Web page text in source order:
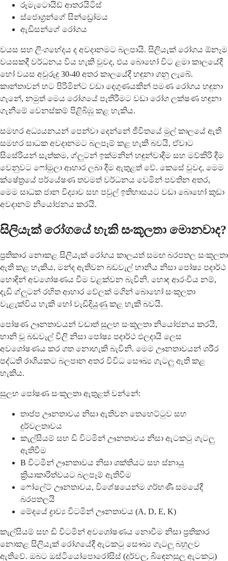
රූමැටොයිඩ් ආතරයිටිස්
ස්ජොග්‍රන්ගේ සින්ඩ්‍රෝමය
ඇඩිසන්ගේ රෝගය
වයස සහ ලිංගභේදය ද අවදානමට බලපායි. සිලියැක් රෝගය ඕනෑම
වයසකදී වර්ධනය විය හැකි වුවද, එය බොහෝ විට ළමා කාලයේදී
හෝ වයස අවුරුදු 30-40 අතර කාලයේදී හඳුනා ගනු ලැබේ.
කාන්තාවන් හට පිරිමින්ට වඩා දෙගුණයකින් පමණ රෝගය හඳුනා
ගැනේ, නමුත් මෙය රෝගයේ පැතිරීමට වඩා රෝග ලක්ෂණ හඳුනා
ගැනීමේ වෙනස්කම් පිළිබිඹු කළ හැකිය.
සමහර අධ්‍යයනයන් පෙන්වා දෙන්නේ ජීවිතයේ මුල් කාලයේ ඇති
සමහර සාධක අවදානමට බලපෑම් කළ හැකි බවයි, ඒවාට
සිසේරියන් සැත්කම, ග්ලුටන් ඉක්මනින් හඳුන්වාදීම සහ මව්කිරි දීම
වෙනුවට ෆෝමුලා ආහාර ලබා දීම ඇතුළත් වේ. කෙසේ වුවද, මෙම
ක්ෂේත්‍රයේ පර්යේෂණ තවමත් වර්ධනය වෙමින් පවතින අතර,
මෙම සාධක ජාන විද්‍යාව සහ පවුල් ඉතිහාසයට වඩා බොහෝ කුඩා
අවදානම් නියෝජනය කරයි.
සිලියැක් රෝගයේ හැකි සංකූලතා මොනවාද?
ප්‍රතිකාර නොකළ සිලියැක් රෝගය කාලයත් සමඟ බරපතල සංකූලතා
ඇති කළ හැකිය, මන්ද ඇතිවන බඩවැල් හානිය නිසා පෝෂ්‍ය පදාර්ථ
හොඳින් අවශෝෂණය වීම වළක්වන බැවිනි. හොඳ ආරංචිය නම්,
දැඩි ග්ලුටන් රහිත ආහාර වේලක් මගින් බොහෝ සංකූලතා
වැළැක්විය හැකි හෝ වැඩිදියුණු කළ හැකි බවයි.
පෝෂණ ඌනතාවයන් වඩාත් සුලභ සංකූලතා නියෝජනය කරයි,
හානි වූ බඩවැල් විලි නිසා පෝෂ්‍ය පදාර්ථ ඵලදායි ලෙස
අවශෝෂණය කර ගත නොහැකි බැවිනි. මෙම ඌනතාවයන් ශරීර
පද්ධති රාශියකට බලපාන අතර විවිධ සෞඛ්‍ය ගැටලු ඇති කළ
හැකිය.
සුලභ පෝෂණ සංකූලතා ඇතුළත් වන්නේ:
තාප්ප ඌනතාවය නිසා ඇතිවන තෙහෙට්ටුව සහ
දුර්වලතාවය
කැල්සියම් සහ ඩි විටමින් ඌනතාවය නිසා ඇටකටු ගැටලු
ඇතිවීම
B විටමින් ඌනතාවය නිසා ශක්තියට සහ ස්නායු
ක්‍රියාකාරිත්වයට බලපෑම් ඇතිවීම
ෆෝලේට් ඌනතාවය, විශේෂයෙන්ම ගර්භණී සමයේදී
බරපතලයි
මේදයේ ද්‍රාව්‍ය විටමින් ඌනතාවය (A, D, E, K)
කැල්සියම් සහ ඩි විටමින් අවශෝෂණය නොවීම නිසා ප්‍රතිකාර
නොකළ සිලියැක් රෝගයේදී ඇටකටු සෞඛ්‍ය ගැටලු බහුලව
ඇතිවේ. ඔබට ඔස්ටියෝපොරෝසිස් (දුර්වල, බිඳෙනසුලු ඇටකටු)